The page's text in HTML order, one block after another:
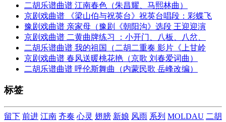
二胡乐谱曲谱 江南春色（朱昌耀、马熙林曲）
京剧戏曲谱 《梁山伯与祝英台》祝英台唱段：彩蝶飞
豫剧戏曲谱 亲家母（豫剧《朝阳沟》选段 王迎迎演
京剧戏曲谱 二黄曲牌练习 ：小开门、八板、八岔、
二胡乐谱曲谱 我的祖国（二胡二重奏 影片《上甘岭
京剧戏曲谱 春风送暖桃花艳（京歌 刘春爱词曲）
二胡乐谱曲谱 呼伦斯舞曲（内蒙民歌 岳峰改编）
标签
留下 前进 江南 齐奏 心灵 翅膀 新娘 风雨 系列 MOLDAU 二胡